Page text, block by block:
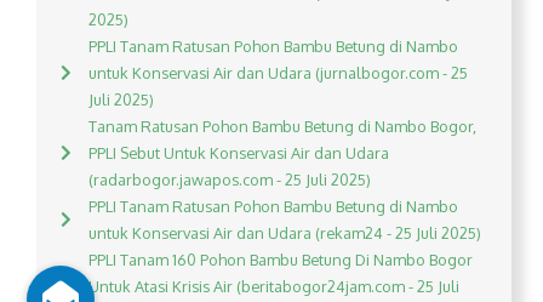
2025)
PPLI Tanam Ratusan Pohon Bambu Betung di Nambo
untuk Konservasi Air dan Udara (jurnalbogor.com - 25
Juli 2025)
Tanam Ratusan Pohon Bambu Betung di Nambo Bogor,
PPLI Sebut Untuk Konservasi Air dan Udara
(radarbogor.jawapos.com - 25 Juli 2025)
PPLI Tanam Ratusan Pohon Bambu Betung di Nambo
untuk Konservasi Air dan Udara (rekam24 - 25 Juli 2025)
PPLI Tanam 160 Pohon Bambu Betung Di Nambo Bogor
Untuk Atasi Krisis Air (beritabogor24jam.com - 25 Juli